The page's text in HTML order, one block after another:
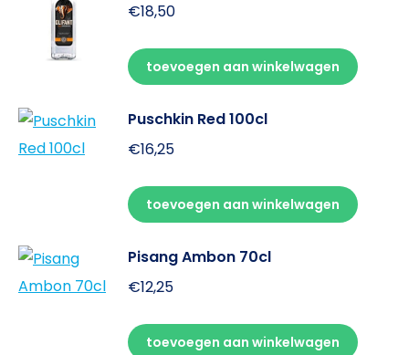
€18,50
toevoegen aan winkelwagen
Puschkin Red 100cl
€16,25
toevoegen aan winkelwagen
Pisang Ambon 70cl
€12,25
toevoegen aan winkelwagen